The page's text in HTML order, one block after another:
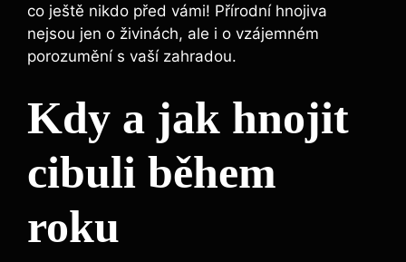
co ještě nikdo před ‍vámi! Přírodní hnojiva
nejsou jen o ‌živinách, ale i o vzájemném
porozumění s vaší zahradou.
Kdy a jak ⁢hnojit
cibuli během
roku